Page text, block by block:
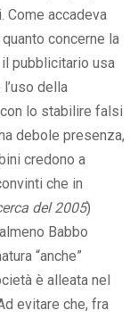
accadeva
concerne la
pubblicitario usa
della
lo stabilire falsi
debole presenza,
credono a
che in
del 2005)
Babbo
“anche”
è alleata nel
evitare che, fra